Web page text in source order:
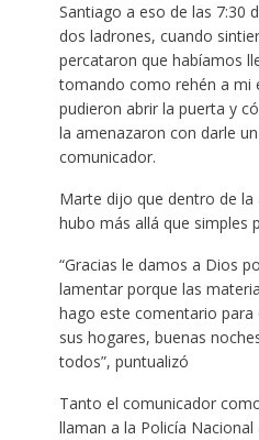
Santiago a eso de las 7:30
dos ladrones, cuando
percataron que habíamos
tomando como rehén a mi
pudieron abrir la puerta y
la amenazaron con darle
comunicador.
Marte dijo que dentro de
hubo más allá que simples
“Gracias le damos a Dios
lamentar porque las
hago este comentario para
sus hogares, buenas
todos”, puntualizó
Tanto el comunicador
llaman a la Policía